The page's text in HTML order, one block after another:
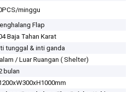
minggu
Flap
Baja Tahan Karat
tunggal & inti ganda
/ Luar Ruangan ( Shelter)
bulan